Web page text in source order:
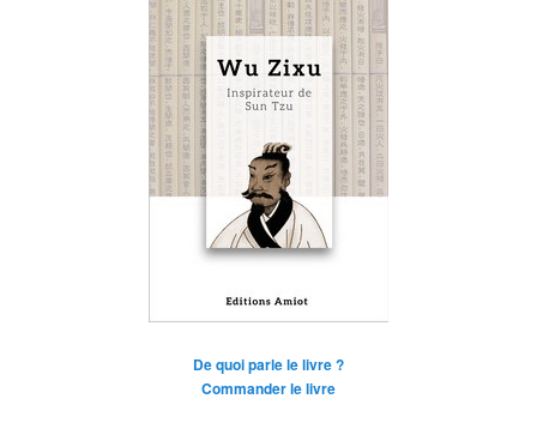
De quoi parle le livre ?
Commander le livre